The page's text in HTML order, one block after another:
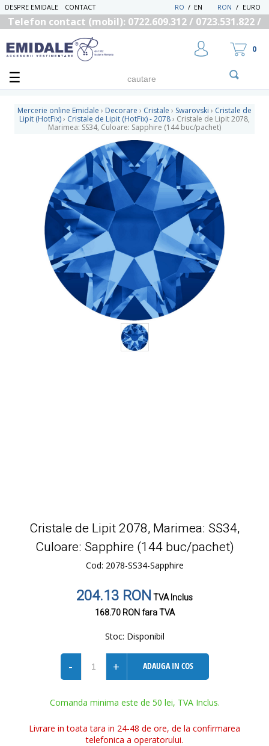
DESPRE EMIDALE CONTACT RON / EURO
EN
/
RO
Telefon contact (mobil): 0722.609.312 / 0723.531.822 /
UTILIZATOR NOU
RECUPEREAZA PAROLA
0
Mercerie online Emidale › Decorare › Cristale › Swarovski › Cristale de
Lipit (HotFix)› Cristale de Lipit (HotFix) - 2078› Cristale de Lipit 2078,
Marimea: SS34, Culoare: Sapphire (144 buc/pachet)
Cristale de Lipit 2078, Marimea: SS34,
Culoare: Sapphire (144 buc/pachet)
Cod: 2078-SS34-Sapphire
204.13 RONTVA Inclus
168.70 RONfara TVA
Stoc: Disponibil
- + ADAUGA IN COS
Comanda minima este de 50 lei, TVA Inclus.
Livrare in toata tara in 24-48 de ore, de la confirmarea
telefonica a operatorului.